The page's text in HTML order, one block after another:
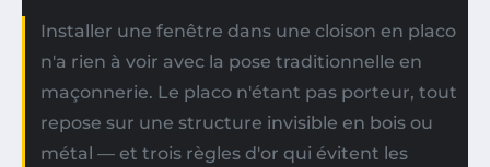
Installer une fenêtre dans une cloison en placo
n'a rien à voir avec la pose traditionnelle en
maçonnerie. Le placo n'étant pas porteur, tout
repose sur une structure invisible en bois ou
métal — et trois règles d'or qui évitent les